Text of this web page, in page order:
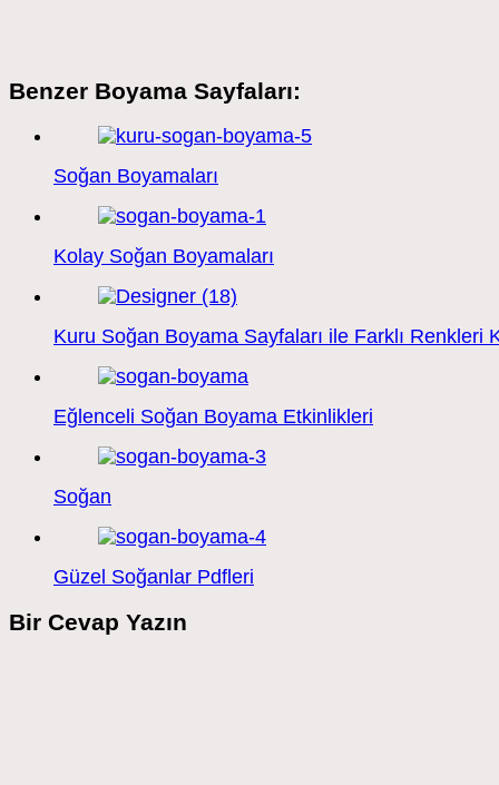
Benzer Boyama Sayfaları:
Soğan Boyamaları
Kolay Soğan Boyamaları
Kuru Soğan Boyama Sayfaları ile Farklı Renkleri
Eğlenceli Soğan Boyama Etkinlikleri
Soğan
Güzel Soğanlar Pdfleri
Bir Cevap Yazın